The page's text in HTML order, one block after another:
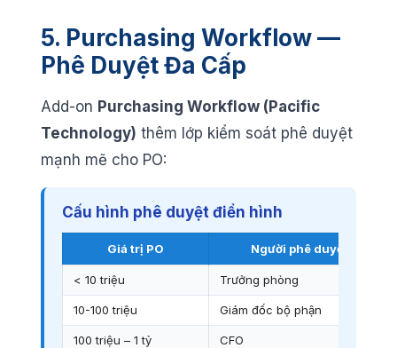
5. Purchasing Workflow —
Phê Duyệt Đa Cấp
Add-on Purchasing Workflow (Pacific
Technology) thêm lớp kiểm soát phê duyệt
mạnh mẽ cho PO:
Cấu hình phê duyệt điển hình
Giá trị PO Người phê duyệt
< 10 triệu Trưởng phòng
10-100 triệu Giám đốc bộ phận
100 triệu – 1 tỷ CFO